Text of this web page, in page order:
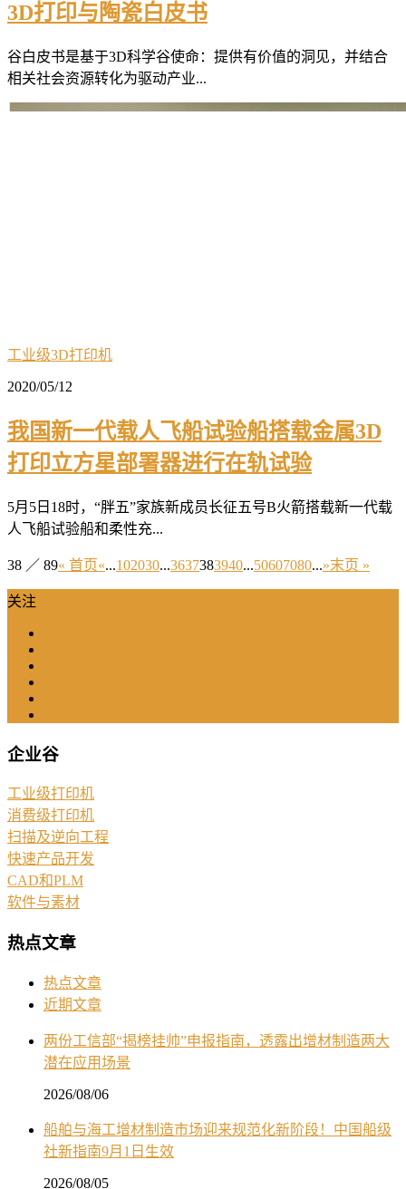
3D打印与陶瓷白皮书
谷白皮书是基于3D科学谷使命：提供有价值的洞见，并结合
相关社会资源转化为驱动产业...
工业级3D打印机
2020/05/12
我国新一代载人飞船试验船搭载金属3D
打印立方星部署器进行在轨试验
5月5日18时，“胖五”家族新成员长征五号B火箭搭载新一代载
人飞船试验船和柔性充...
38 ／ 89« 首页«...102030...3637383940...50607080...»末页 »
关注
企业谷
工业级打印机
消费级打印机
扫描及逆向工程
快速产品开发
CAD和PLM
软件与素材
热点文章
热点文章
近期文章
两份工信部“揭榜挂帅”申报指南，透露出增材制造两大
潜在应用场景
2026/08/06
船舶与海工增材制造市场迎来规范化新阶段！中国船级
社新指南9月1日生效
2026/08/05